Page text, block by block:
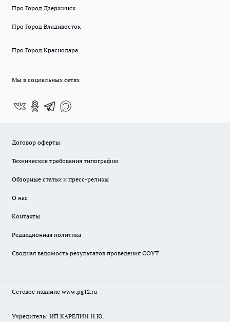
Про Город Дзержинск
Про Город Владивосток
Про Город Краснодара
Мы в социальных сетях
Договор оферты
Технические требования типографии
Обзорные статьи и пресс-релизы
О нас
Контакты
Редакционная политика
Сводная ведомость результатов проведения СОУТ
Сетевое издание www.pg12.ru
Учредитель: ИП КАРЕЛИН Н.Ю.